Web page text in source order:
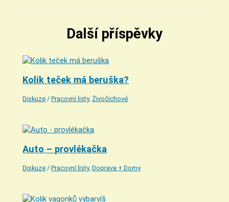
Další příspěvky
Kolik teček má beruška?
Diskuze /Pracovní listy, Živočichové
Auto – provlékačka
Diskuze /Pracovní listy,Doprava + Domy